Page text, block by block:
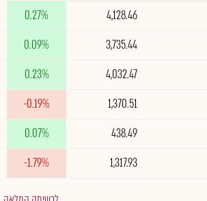
4,128.46
0.27%
3,735.44
0.09%
4,032.47
0.23%
1,370.51
-0.19%
438.49
0.07%
1,317.93
-1.79%